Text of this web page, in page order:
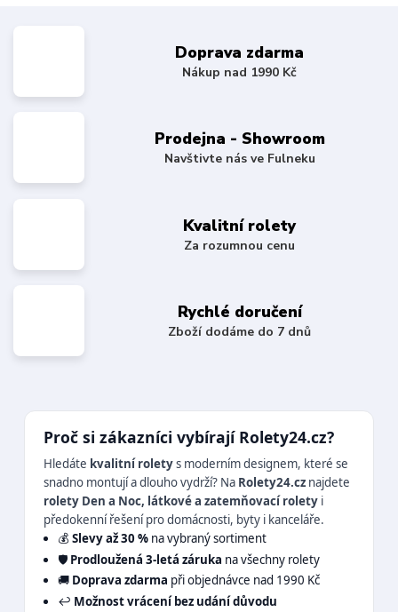
Doprava zdarma
Nákup nad 1990 Kč
Prodejna - Showroom
Navštivte nás ve Fulneku
Kvalitní rolety
Za rozumnou cenu
Rychlé doručení
Zboží dodáme do 7 dnů
Proč si zákazníci vybírají Rolety24.cz?
Hledáte kvalitní roletys moderním designem, které se
snadno montují a dlouho vydrží? Na Rolety24.cz najdete
rolety Den a Noc, látkové a zatemňovací rolety i
předokenní řešení pro domácnosti, byty i kanceláře.
💰 Slevy až 30 %na vybraný sortiment
🛡️ Prodloužená 3-letá záruka na všechny rolety
🚚 Doprava zdarma při objednávce nad 1990 Kč
↩️ Možnost vrácení bez udání důvodu